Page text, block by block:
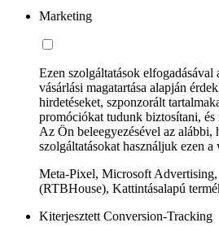
Marketing
Ezen szolgáltatások elfogadásával
vásárlási magatartása alapján
hirdetéseket, szponzorált
promóciókat tudunk biztosítani,
Az Ön beleegyezésével az alábbi,
szolgáltatásokat használjuk ezen a
Meta-Pixel, Microsoft
(RTBHouse), Kattintásalapú
Kiterjesztett Conversion-Tracking